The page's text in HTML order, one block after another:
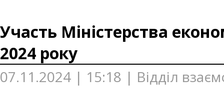
Участь Міністерства
2024 року
07.11.2024 | 15:18 | Відділ